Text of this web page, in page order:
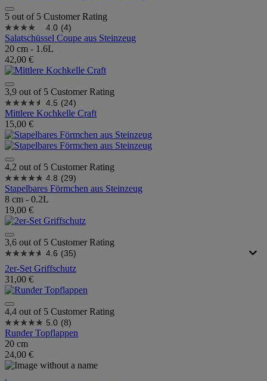
5 out of 5 Customer Rating
4.0 (4)
Salatschüssel Coupe aus Steinzeug
20 cm - 1.6L
42,00 €
3,9 out of 5 Customer Rating
4.5 (24)
Mittlere Kochkelle Craft
15,00 €
4,2 out of 5 Customer Rating
4.8 (29)
Stapelbares Förmchen aus Steinzeug
8 cm - 0.2L
19,00 €
3,6 out of 5 Customer Rating
4.6 (35)
2er-Set Griffschutz
31,00 €
4,4 out of 5 Customer Rating
5.0 (8)
Runder Topflappen
20 cm
24,00 €